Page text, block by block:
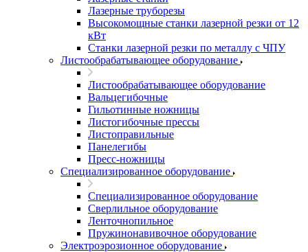
Лазерные труборезы
Высокомощные станки лазерной резки от 12
кВт
Станки лазерной резки по металлу с ЧПУ
Листообрабатывающее оборудование
Листообрабатывающее оборудование
Вальцегибочные
Гильотинные ножницы
Листогибочные прессы
Листоправильные
Панелегибы
Пресс-ножницы
Специализированное оборудование
Специализированное оборудование
Сверлильное оборудование
Ленточнопильное
Пружинонавивочное оборудование
Электроэрозионное оборудование